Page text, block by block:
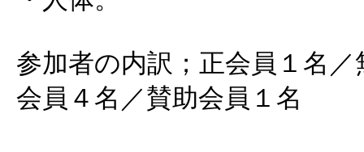
参加者の内訳；正会員１名
会員４名／賛助会員１名